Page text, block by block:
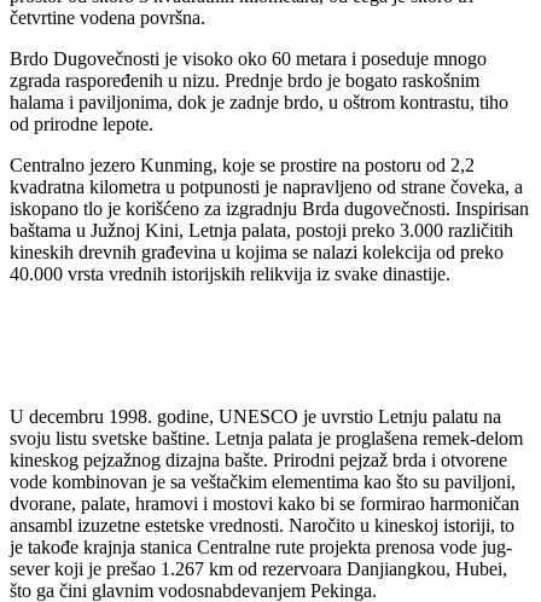
četvrtine vodena površna.
Brdo Dugovečnosti je visoko oko 60 metara i poseduje mnogo
zgrada raspoređenih u nizu. Prednje brdo je bogato raskošnim
halama i paviljonima, dok je zadnje brdo, u oštrom kontrastu, tiho
od prirodne lepote.
Centralno jezero Kunming, koje se prostire na postoru od 2,2
kvadratna kilometra u potpunosti je napravljeno od strane čoveka, a
iskopano tlo je korišćeno za izgradnju Brda dugovečnosti. Inspirisan
baštama u Južnoj Kini, Letnja palata, postoji preko 3.000 različitih
kineskih drevnih građevina u kojima se nalazi kolekcija od preko
40.000 vrsta vrednih istorijskih relikvija iz svake dinastije.
U decembru 1998. godine, UNESCO je uvrstio Letnju palatu na
svoju listu svetske baštine. Letnja palata je proglašena remek-delom
kineskog pejzažnog dizajna bašte. Prirodni pejzaž brda i otvorene
vode kombinovan je sa veštačkim elementima kao što su paviljoni,
dvorane, palate, hramovi i mostovi kako bi se formirao harmoničan
ansambl izuzetne estetske vrednosti. Naročito u kineskoj istoriji, to
je takođe krajnja stanica Centralne rute projekta prenosa vode jug-
sever koji je prešao 1.267 km od rezervoara Danjiangkou, Hubei,
što ga čini glavnim vodosnabdevanjem Pekinga.